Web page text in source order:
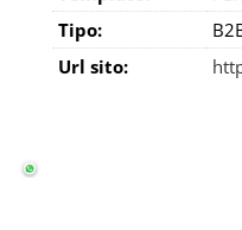
Tipo:
Url sito: